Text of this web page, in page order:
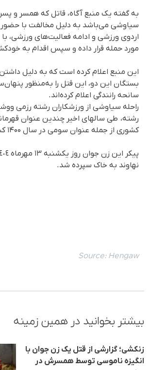
بە گفتە یک منبع آگاه، قاتل کە همسر و
سیاوشی می‌باشد به دلیل مخالفت با
اردوی ورزشی و ادامه فعالیت‌های ورزشی،
مورد حمله قرار داده و سپس اقدام به
این منبع اعلام کرده است که به دلیل
بستگان این دو، این قتل را به‌منظور
سانحه رانندگی اعلام کرده‌اند.
راحله سیاوشی از ورزشکاران رشته رزمی
رشته، طی سالهای اخیر چندین عنوان
کشوری از جمله عنوان سومی در سال ۱۴۰۰ کسب کرده‌ است.
نهاوند بە خاک سپردە شد.
Source: Hengaw
بیشتر بخوانید در همین زمینه
زنکشی؛ گزارشی از قتل یک زن جوان با
انگیزه ناموسی توسط همسرش در